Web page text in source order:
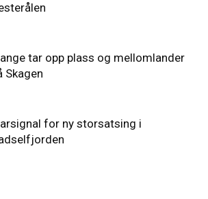
tar opp plass og mellomlander
Skagen
for ny storsatsing i